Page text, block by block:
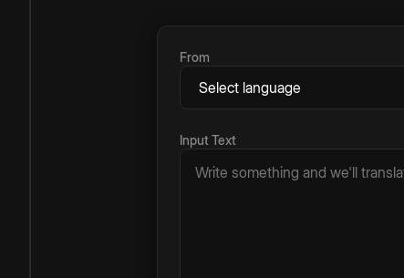
From
Input Text